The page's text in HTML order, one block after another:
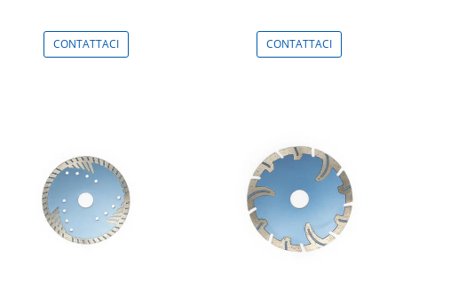
CONTATTACI CONTATTACI